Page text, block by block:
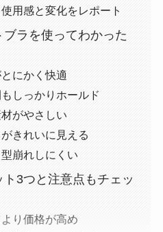
用感と変化をレポート
ラを使ってわかった
にかく快適
しっかりホールド
がやさしい
きれいに見える
崩れしにくい
3つと注意点もチェッ
り価格が高め